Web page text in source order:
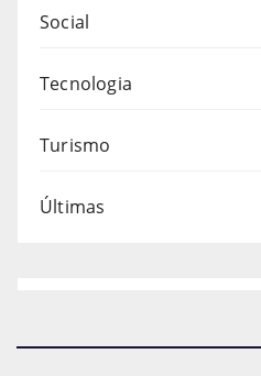
Social
Tecnologia
Turismo
Últimas